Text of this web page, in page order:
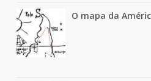
O mapa da